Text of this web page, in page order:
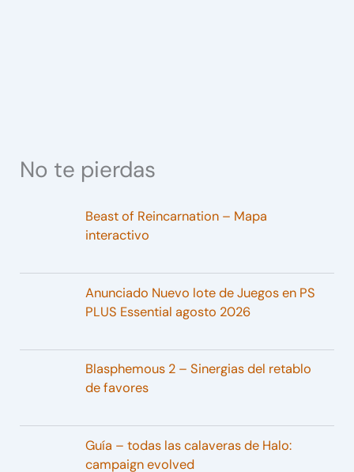
No te pierdas
Beast of Reincarnation – Mapa
interactivo
Anunciado Nuevo lote de Juegos en PS
PLUS Essential agosto 2026
Blasphemous 2 – Sinergias del retablo
de favores
Guía – todas las calaveras de Halo:
campaign evolved